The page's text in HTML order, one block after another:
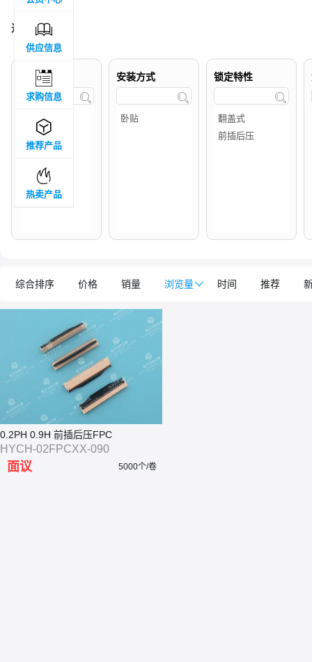
过滤结果 :
品牌属地

安装方式

锁定特性

综合排序 价格 销量 浏览量 时间 推荐
0.2PH 0.9H 前插后压FPC
HYCH-02FPCXX-090
面议 5000个/卷

供应信息

求购信息

推荐产品

热卖产品